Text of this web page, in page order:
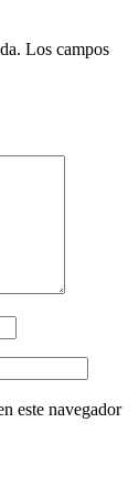
Los campos
este navegador